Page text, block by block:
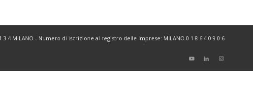
3 4 MILANO - Numero di iscrizione al registro delle imprese: MILANO 0 1 8 6 4 0 9 0 6